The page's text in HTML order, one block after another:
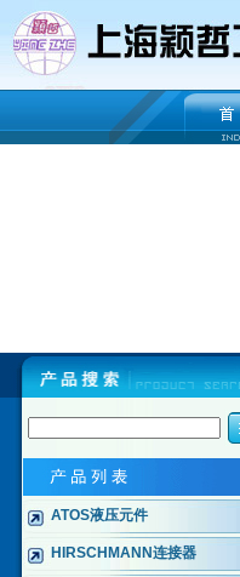
ATOS液压元件
HIRSCHMANN连接器